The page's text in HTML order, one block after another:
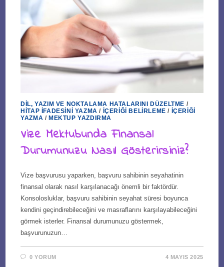
DIL, YAZIM VE NOKTALAMA HATALARINI DÜZELTME /
HITAP İFADESINI YAZMA / İÇERIĞI BELIRLEME / İÇERIĞI
YAZMA / MEKTUP YAZDIRMA
Vize Mektubunda Finansal
Durumunuzu Nasıl Gösterirsiniz?
Vize başvurusu yaparken, başvuru sahibinin seyahatinin
finansal olarak nasıl karşılanacağı önemli bir faktördür.
Konsolosluklar, başvuru sahibinin seyahat süresi boyunca
kendini geçindirebileceğini ve masraflarını karşılayabileceğini
görmek isterler. Finansal durumunuzu göstermek,
başvurunuzun…
0 YORUM 4 MAYIS 2025